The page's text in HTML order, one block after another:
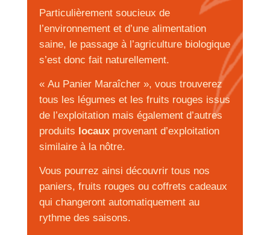
Particulièrement soucieux de
l’environnement et d’une alimentation
saine, le passage à l’agriculture biologique
s’est donc fait naturellement.
« Au Panier Maraîcher », vous trouverez
tous les légumes et les fruits rouges issus
de l’exploitation mais également d’autres
produits locauxprovenant d’exploitation
similaire à la nôtre.
Vous pourrez ainsi découvrir tous nos
paniers, fruits rouges ou coffrets cadeaux
qui changeront automatiquement au
rythme des saisons.